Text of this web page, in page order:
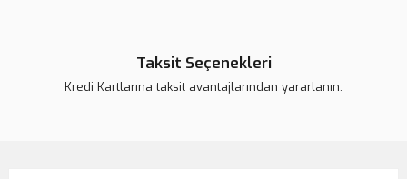
Taksit Seçenekleri
Kredi Kartlarına taksit avantajlarından yararlanın.